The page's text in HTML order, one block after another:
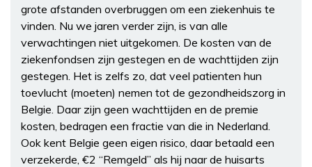
grote afstanden overbruggen om een ziekenhuis te
vinden. Nu we jaren verder zijn, is van alle
verwachtingen niet uitgekomen. De kosten van de
ziekenfondsen zijn gestegen en de wachttijden zijn
gestegen. Het is zelfs zo, dat veel patienten hun
toevlucht (moeten) nemen tot de gezondheidszorg in
Belgie. Daar zijn geen wachttijden en de premie
kosten, bedragen een fractie van die in Nederland.
Ook kent Belgie geen eigen risico, daar betaald een
verzekerde, €2 “Remgeld” als hij naar de huisarts